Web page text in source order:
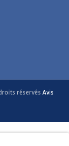
réservés Avis